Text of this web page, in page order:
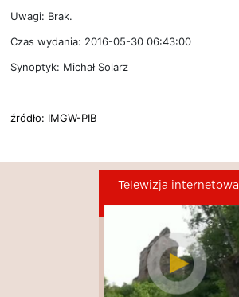
Uwagi: Brak.
Czas wydania: 2016-05-30 06:43:00
Synoptyk: Michał Solarz
źródło: IMGW-PIB
Telewizja internetowa